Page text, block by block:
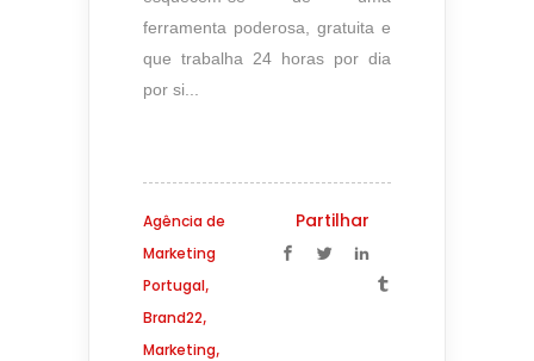
ferramenta poderosa, gratuita e
que trabalha 24 horas por dia
por si...
Agência de
Marketing
Portugal,
Brand22,
Marketing,
Partilhar